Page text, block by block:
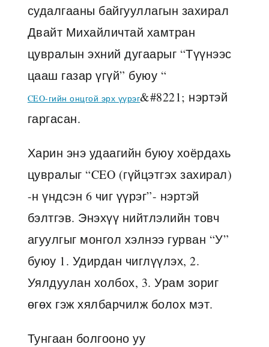
судалгааны байгууллагын захирал
Двайт Михайличтай хамтран
цувралын эхний дугаарыг “Түүнээс
цааш газар үгүй” буюу “
CEO-гийн онцгой эрх үүрэг&#8221; нэртэй
гаргасан.
Харин энэ удаагийн буюу хоёрдахь
цувралыг “CEO (гүйцэтгэх захирал)
-н үндсэн 6 чиг үүрэг”- нэртэй
бэлтгэв. Энэхүү нийтлэлийн товч
агуулгыг монгол хэлнээ гурван “У”
буюу 1. Удирдан чиглүүлэх, 2.
Уялдуулан холбох, 3. Урам зориг
өгөх гэж хялбарчилж болох мэт.
Тунгаан болгооно уу